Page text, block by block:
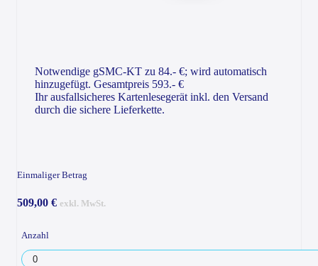
Notwendige gSMC-KT zu 84.- €; wird automatisch
hinzugefügt. Gesamtpreis 593.- €
Ihr ausfallsicheres Kartenlesegerät inkl. den Versand
durch die sichere Lieferkette.
Einmaliger Betrag
509,00 € exkl. MwSt.
Anzahl